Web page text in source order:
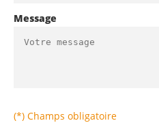
Message
(*) Champs obligatoire